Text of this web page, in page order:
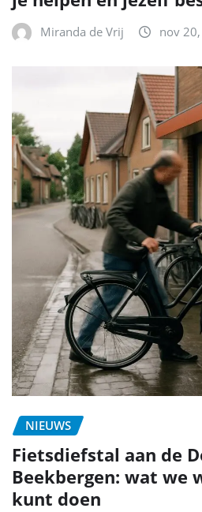
Miranda de Vrij nov
NIEUWS
Fietsdiefstal aan de
Beekbergen: wat we
kunt doen